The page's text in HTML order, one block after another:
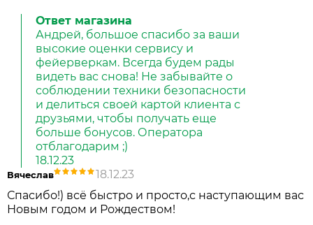
Ответ магазина
Андрей, большое спасибо за ваши
высокие оценки сервису и
фейерверкам. Всегда будем рады
видеть вас снова! Не забывайте о
соблюдении техники безопасности
и делиться своей картой клиента с
друзьями, чтобы получать еще
больше бонусов. Оператора
отблагодарим ;)
18.12.23
Вячеслав
18.12.23
Спасибо!) всё быстро и просто,с наступающим вас
Новым годом и Рождеством!